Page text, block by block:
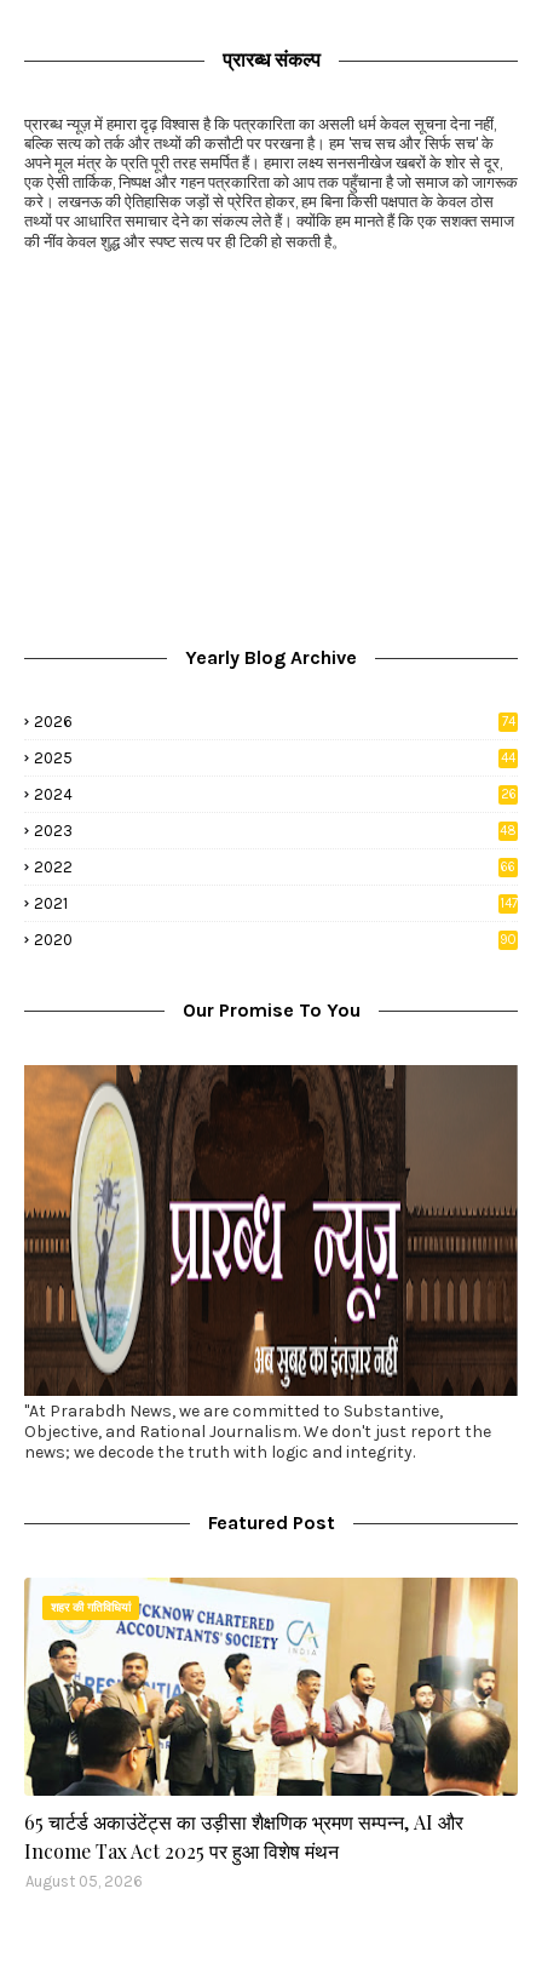
प्रारब्ध संकल्प
प्रारब्ध न्यूज़ में हमारा दृढ़ विश्वास है कि पत्रकारिता का असली धर्म केवल सूचना देना नहीं,
बल्कि सत्य को तर्क और तथ्यों की कसौटी पर परखना है। हम 'सच सच और सिर्फ सच' के
अपने मूल मंत्र के प्रति पूरी तरह समर्पित हैं। हमारा लक्ष्य सनसनीखेज खबरों के शोर से दूर,
एक ऐसी तार्किक, निष्पक्ष और गहन पत्रकारिता को आप तक पहुँचाना है जो समाज को जागरूक
करे। लखनऊ की ऐतिहासिक जड़ों से प्रेरित होकर, हम बिना किसी पक्षपात के केवल ठोस
तथ्यों पर आधारित समाचार देने का संकल्प लेते हैं। क्योंकि हम मानते हैं कि एक सशक्त समाज
की नींव केवल शुद्ध और स्पष्ट सत्य पर ही टिकी हो सकती है。
Yearly Blog Archive
2026
74
2025
44
2024
26
2023 48
2022
66
2021
147
2020
90
Our Promise To You
"At Prarabdh News, we are committed to Substantive,
Objective, and Rational Journalism. We don't just report the
news; we decode the truth with logic and integrity.
Featured Post
शहर की गतिविधियां
65 चार्टर्ड अकाउंटेंट्स का उड़ीसा शैक्षणिक भ्रमण सम्पन्न, AI और
Income Tax Act 2025 पर हुआ विशेष मंथन
August 05, 2026